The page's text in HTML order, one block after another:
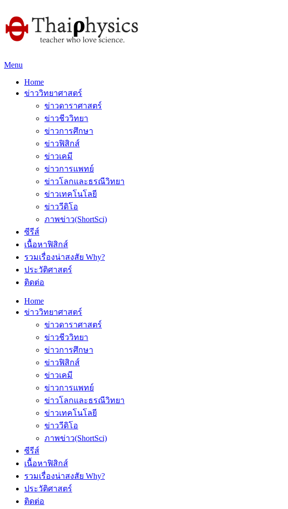
Menu
Home
ข่าววิทยาศาสตร์
ข่าวดาราศาสตร์
ข่าวชีววิทยา
ข่าวการศึกษา
ข่าวฟิสิกส์
ข่าวเคมี
ข่าวการแพทย์
ข่าวโลกและธรณีวิทยา
ข่าวเทคโนโลยี
ข่าววีดิโอ
ภาพข่าว(ShortSci)
ซีรีส์
เนื้อหาฟิสิกส์
รวมเรื่องน่าสงสัย Why?
ประวัติศาสตร์
ติดต่อ
Home
ข่าววิทยาศาสตร์
ข่าวดาราศาสตร์
ข่าวชีววิทยา
ข่าวการศึกษา
ข่าวฟิสิกส์
ข่าวเคมี
ข่าวการแพทย์
ข่าวโลกและธรณีวิทยา
ข่าวเทคโนโลยี
ข่าววีดิโอ
ภาพข่าว(ShortSci)
ซีรีส์
เนื้อหาฟิสิกส์
รวมเรื่องน่าสงสัย Why?
ประวัติศาสตร์
ติดต่อ